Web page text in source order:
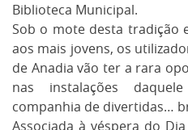
Biblioteca Municipal.
Sob o mote desta tradição
aos mais jovens, os
de Anadia vão ter a rara
nas instalações
companhia de divertidas…
Associada à véspera do